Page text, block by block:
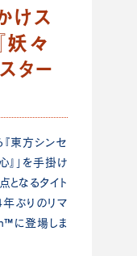
けス
妖々
ター
東方シンセ
』」を手掛け
となるタイト
年ぶりのリマ
に登場しま